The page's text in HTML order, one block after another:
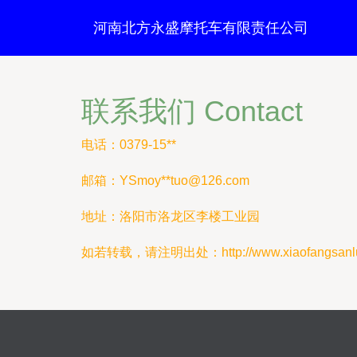
河南北方永盛摩托车有限责任公司
联系我们 Contact
电话：0379-15**
邮箱：YSmoy**tuo@126.com
地址：洛阳市洛龙区李楼工业园
如若转载，请注明出处：http://